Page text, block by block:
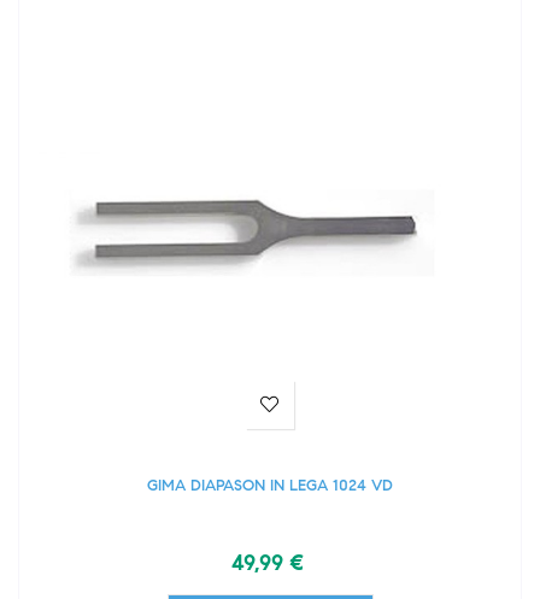
GIMA DIAPASON IN LEGA 1024 VD
49,99 €